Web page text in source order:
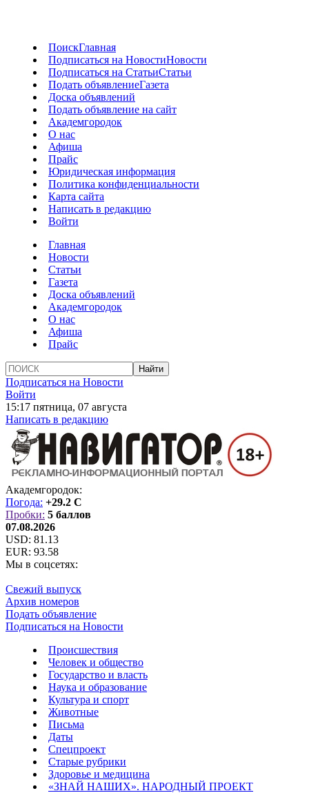
ПоискГлавная
Подписаться на НовостиНовости
Подписаться на СтатьиСтатьи
Подать объявлениеГазета
Доска объявлений
Подать объявление на сайт
Академгородок
О нас
Афиша
Прайс
Юридическая информация
Политика конфиденциальности
Карта сайта
Написать в редакцию
Войти
Главная
Новости
Статьи
Газета
Доска объявлений
Академгородок
О нас
Афиша
Прайс
Подписаться на Новости
Войти
15:17 пятница, 07 августа
Написать в редакцию
Академгородок:
Погода: +29.2 C
Пробки: 5 баллов
07.08.2026
USD: 81.13
EUR: 93.58
Мы в соцсетях:
Свежий выпуск
Архив номеров
Подать объявление
Подписаться на Новости
Происшествия
Человек и общество
Государство и власть
Наука и образование
Культура и спорт
Животные
Письма
Даты
Спецпроект
Старые рубрики
Здоровье и медицина
«ЗНАЙ НАШИХ». НАРОДНЫЙ ПРОЕКТ